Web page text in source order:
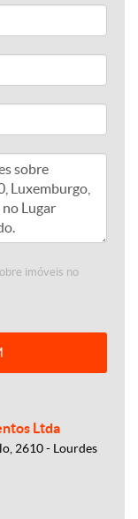
imóveis no
Ltda
2610 - Lourdes